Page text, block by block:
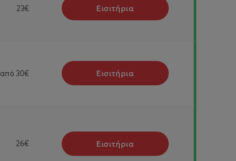
23€ Εισιτήρια
από 30€ Εισιτήρια
26€ Εισιτήρια